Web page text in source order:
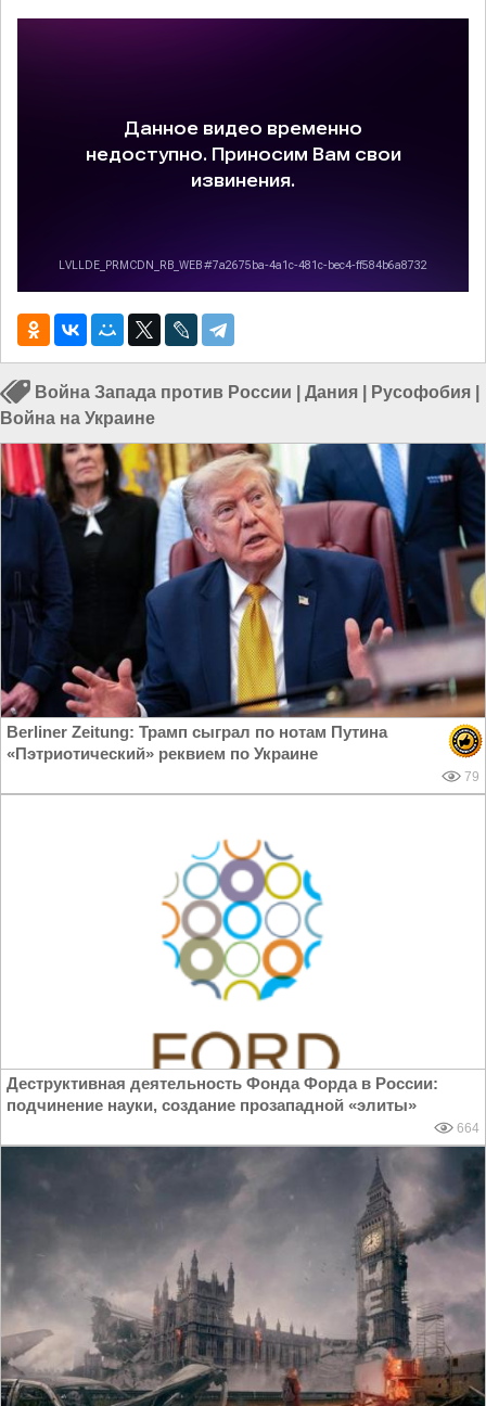
Война Запада против России Дания Русофобия
Война на Украине
Berliner Zeitung: Трамп сыграл по нотам Путина
«Пэтриотический» реквием по Украине
79
Деструктивная деятельность Фонда Форда в России:
подчинение науки, создание прозападной «элиты»
664